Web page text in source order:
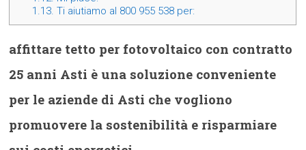
1.13. Ti aiutiamo al 800 955 538 per:
affittare tetto per fotovoltaico con contratto
25 anni Asti è una soluzione conveniente
per le aziende di Asti che vogliono
promuovere la sostenibilità e risparmiare